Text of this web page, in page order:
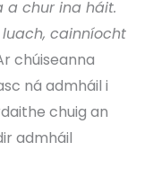
a chur ina háit.
cainníocht
chúiseanna
ná admháil i
chuig an
admháil